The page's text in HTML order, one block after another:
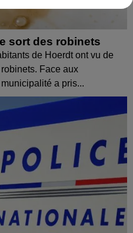
sort des robinets
de Hoerdt ont vu de
robinets. Face aux
a pris...